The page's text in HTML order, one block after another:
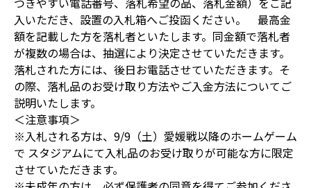
入いただき、設置の入札箱へご投函ください。 最高金
額を記載した方を落札者といたします。同金額で落札者
が複数の場合は、抽選により決定させていただきます。
落札された方には、後日お電話させていただきます。そ
の際、落札品のお受け取り方法やご入金方法についてご
説明いたします。
＜注意事項＞
※入札される方は、9/9（土）愛媛戦以降のホームゲーム
で スタジアムにて入札品のお受け取りが可能な方に限定
させていただきます。